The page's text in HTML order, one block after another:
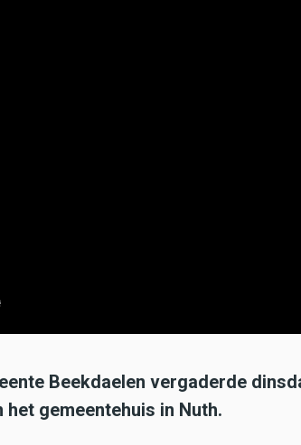
Beekdaelen vergaderde
gemeentehuis in Nuth.